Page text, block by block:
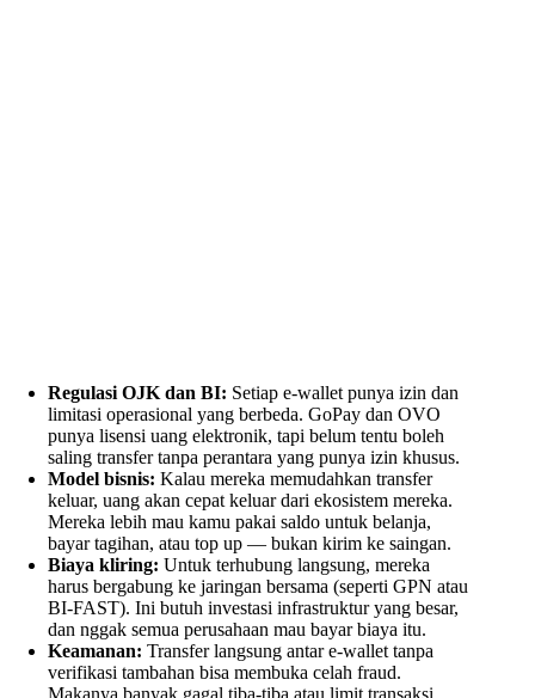
Regulasi OJK dan BI: Setiap e-wallet punya izin dan
limitasi operasional yang berbeda. GoPay dan OVO
punya lisensi uang elektronik, tapi belum tentu boleh
saling transfer tanpa perantara yang punya izin khusus.
Model bisnis: Kalau mereka memudahkan transfer
keluar, uang akan cepat keluar dari ekosistem mereka.
Mereka lebih mau kamu pakai saldo untuk belanja,
bayar tagihan, atau top up — bukan kirim ke saingan.
Biaya kliring: Untuk terhubung langsung, mereka
harus bergabung ke jaringan bersama (seperti GPN atau
BI-FAST). Ini butuh investasi infrastruktur yang besar,
dan nggak semua perusahaan mau bayar biaya itu.
Keamanan: Transfer langsung antar e-wallet tanpa
verifikasi tambahan bisa membuka celah fraud.